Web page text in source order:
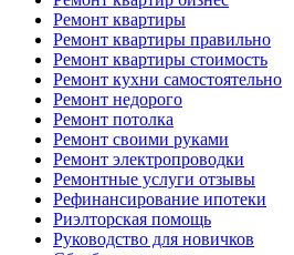
Ремонт квартиры
Ремонт квартиры правильно
Ремонт квартиры стоимость
Ремонт кухни самостоятельно
Ремонт недорого
Ремонт потолка
Ремонт своими руками
Ремонт электропроводки
Ремонтные услуги отзывы
Рефинансирование ипотеки
Риэлторская помощь
Руководство для новичков